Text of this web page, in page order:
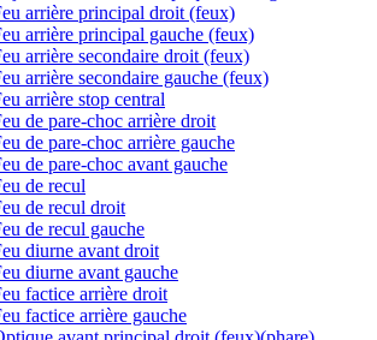
arrière principal droit (feux)
arrière principal gauche (feux)
arrière secondaire droit (feux)
arrière secondaire gauche (feux)
arrière stop central
de pare-choc arrière droit
de pare-choc arrière gauche
de pare-choc avant gauche
de recul
de recul droit
de recul gauche
diurne avant droit
diurne avant gauche
factice arrière droit
factice arrière gauche